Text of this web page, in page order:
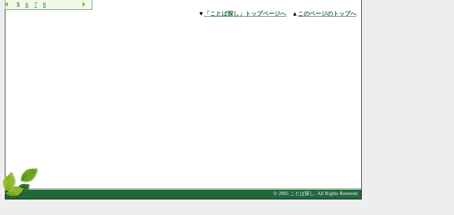
5 6 7 8
▼ 「ことば探し」トップページへ▲ このページのトップへ
© 2005 ことば探し. All Rights Reserved.